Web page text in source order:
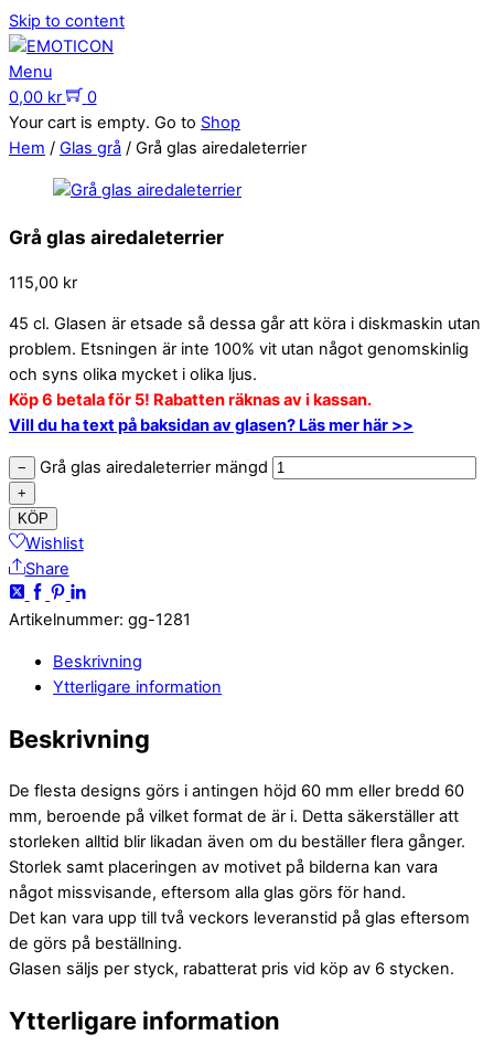
Skip to content
Menu
0,00 kr
0
Your cart is empty. Go to Shop
Hem / Glas grå / Grå glas airedaleterrier
Grå glas airedaleterrier
115,00 kr
45 cl. Glasen är etsade så dessa går att köra i diskmaskin utan
problem. Etsningen är inte 100% vit utan något genomskinlig
och syns olika mycket i olika ljus.
Köp 6 betala för 5! Rabatten räknas av i kassan.
Vill du ha text på baksidan av glasen? Läs mer här >>
− Grå glas airedaleterrier mängd
+
KÖP
Wishlist
Share
Artikelnummer: gg-1281
Beskrivning
Ytterligare information
Beskrivning
De flesta designs görs i antingen höjd 60 mm eller bredd 60
mm, beroende på vilket format de är i. Detta säkerställer att
storleken alltid blir likadan även om du beställer flera gånger.
Storlek samt placeringen av motivet på bilderna kan vara
något missvisande, eftersom alla glas görs för hand.
Det kan vara upp till två veckors leveranstid på glas eftersom
de görs på beställning.
Glasen säljs per styck, rabatterat pris vid köp av 6 stycken.
Ytterligare information